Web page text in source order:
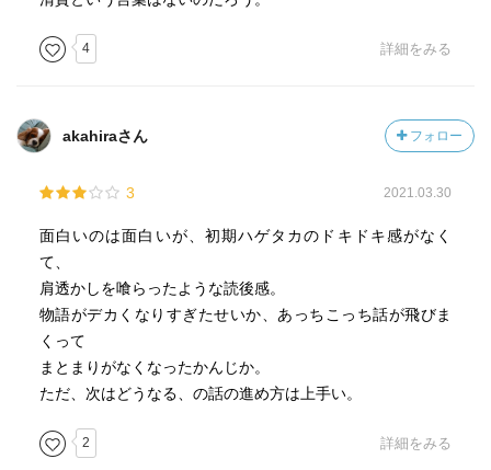
4 詳細をみる
akahiraさん フォロー
3 2021.03.30
面白いのは面白いが、初期ハゲタカのドキドキ感がなく
て、
肩透かしを喰らったような読後感。
物語がデカくなりすぎたせいか、あっちこっち話が飛びま
くって
まとまりがなくなったかんじか。
ただ、次はどうなる、の話の進め方は上手い。
2 詳細をみる